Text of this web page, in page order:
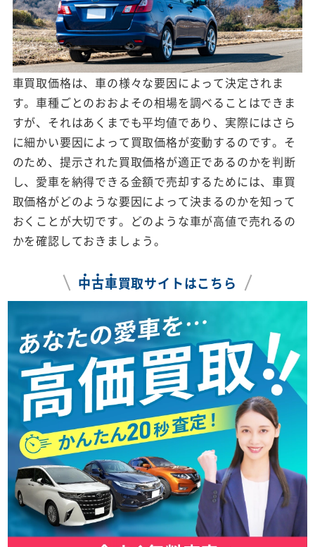
車買取価格は、車の様々な要因によって決定されま
す。車種ごとのおおよその相場を調べることはできま
すが、それはあくまでも平均値であり、実際にはさら
に細かい要因によって買取価格が変動するのです。そ
のため、提示された買取価格が適正であるのかを判断
し、愛車を納得できる金額で売却するためには、車買
取価格がどのような要因によって決まるのかを知って
おくことが大切です。どのような車が高値で売れるの
かを確認しておきましょう。
中古車買取サイトはこちら